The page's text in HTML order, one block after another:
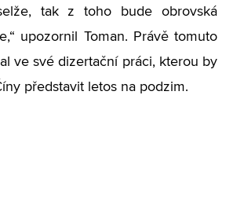
tak z toho bude obrovská
upozornil Toman. Právě tomuto
ve své dizertační práci, kterou by
představit letos na podzim.